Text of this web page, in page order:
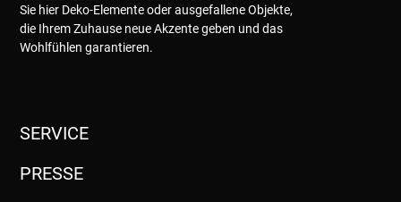
Sie hier Deko-Elemente oder ausgefallene Objekte,
die Ihrem Zuhause neue Akzente geben und das
Wohlfühlen garantieren.
SERVICE
PRESSE